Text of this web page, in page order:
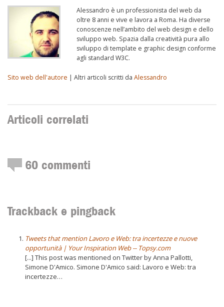
Alessandro è un professionista del web da
oltre 8 anni e vive e lavora a Roma. Ha diverse
conoscenze nell’ambito del web design e dello
sviluppo web. Spazia dalla creatività pura allo
sviluppo di template e graphic design conforme
agli standard W3C.
Sito web dell'autore | Altri articoli scritti da Alessandro
Articoli correlati
60 commenti
Trackback e pingback
Tweets that mention Lavoro e Web: tra incertezze e nuove
opportunità | Your Inspiration Web -- Topsy.com
[...] This post was mentioned on Twitter by Anna Pallotti,
Simone D'Amico. Simone D'Amico said: Lavoro e Web: tra
incertezze…